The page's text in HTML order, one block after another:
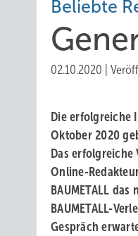
Beliebte
02.10.2020
Die erfolgreiche
Oktober 2020
Das erfolgreiche
Online-
BAUMETALL
BAUMETALL-
Gespräch